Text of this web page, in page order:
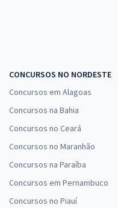
CONCURSOS NO NORDESTE
Concursos em Alagoas
Concursos na Bahia
Concursos no Ceará
Concursos no Maranhão
Concursos na Paraíba
Concursos em Pernambuco
Concursos no Piauí